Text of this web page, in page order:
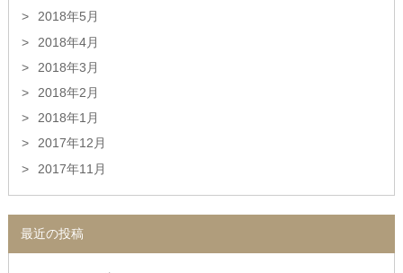
2018年5月
2018年4月
2018年3月
2018年2月
2018年1月
2017年12月
2017年11月
最近の投稿